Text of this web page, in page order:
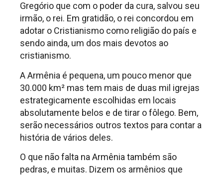
Gregório que com o poder da cura, salvou seu
irmão, o rei. Em gratidão, o rei concordou em
adotar o Cristianismo como religião do país e
sendo ainda, um dos mais devotos ao
cristianismo.
A Armênia é pequena, um pouco menor que
30.000 km² mas tem mais de duas mil igrejas
estrategicamente escolhidas em locais
absolutamente belos e de tirar o fôlego. Bem,
serão necessários outros textos para contar a
história de vários deles.
O que não falta na Armênia também são
pedras, e muitas. Dizem os armênios que